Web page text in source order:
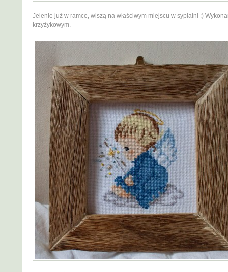
Jelenie już w ramce, wiszą na właściwym miejscu w sypialni :)
krzyżykowym.